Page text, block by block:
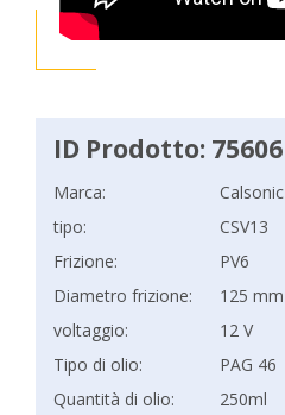
ID Prodotto: 75606
Marca:
Calsonic
tipo:
CSV13
Frizione:
PV6
Diametro frizione:
125 mm
voltaggio:
12 V
Tipo di olio:
PAG 46
Quantità di olio:
250ml